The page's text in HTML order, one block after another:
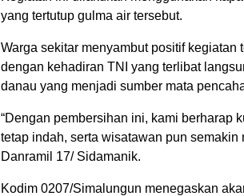
yang tertutup gulma air tersebut.
Warga sekitar menyambut positif kegiatan
dengan kehadiran TNI yang terlibat
danau yang menjadi sumber mata
“Dengan pembersihan ini, kami berharap
tetap indah, serta wisatawan pun semakin
Danramil 17/ Sidamanik.
Kodim 0207/Simalungun menegaskan